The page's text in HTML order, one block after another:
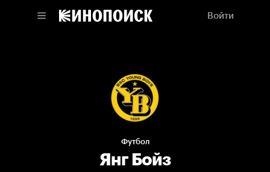
Войти
Футбол
Янг Бойз